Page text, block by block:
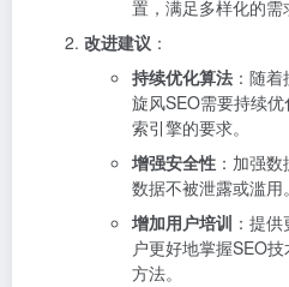
置，满足多样化的需
改进建议 ：
持续优化算法 ：随
旋风SEO需要持续
索引擎的要求。
增强安全性 ：加强
数据不被泄露或滥用。
增加用户培训 ：提
户更好地掌握SEO
方法。